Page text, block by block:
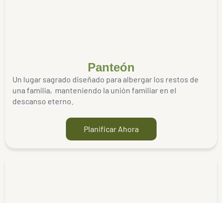
Panteón
Un lugar sagrado diseñado para albergar los restos de
una familia, manteniendo la unión familiar en el
descanso eterno.
Planificar Ahora